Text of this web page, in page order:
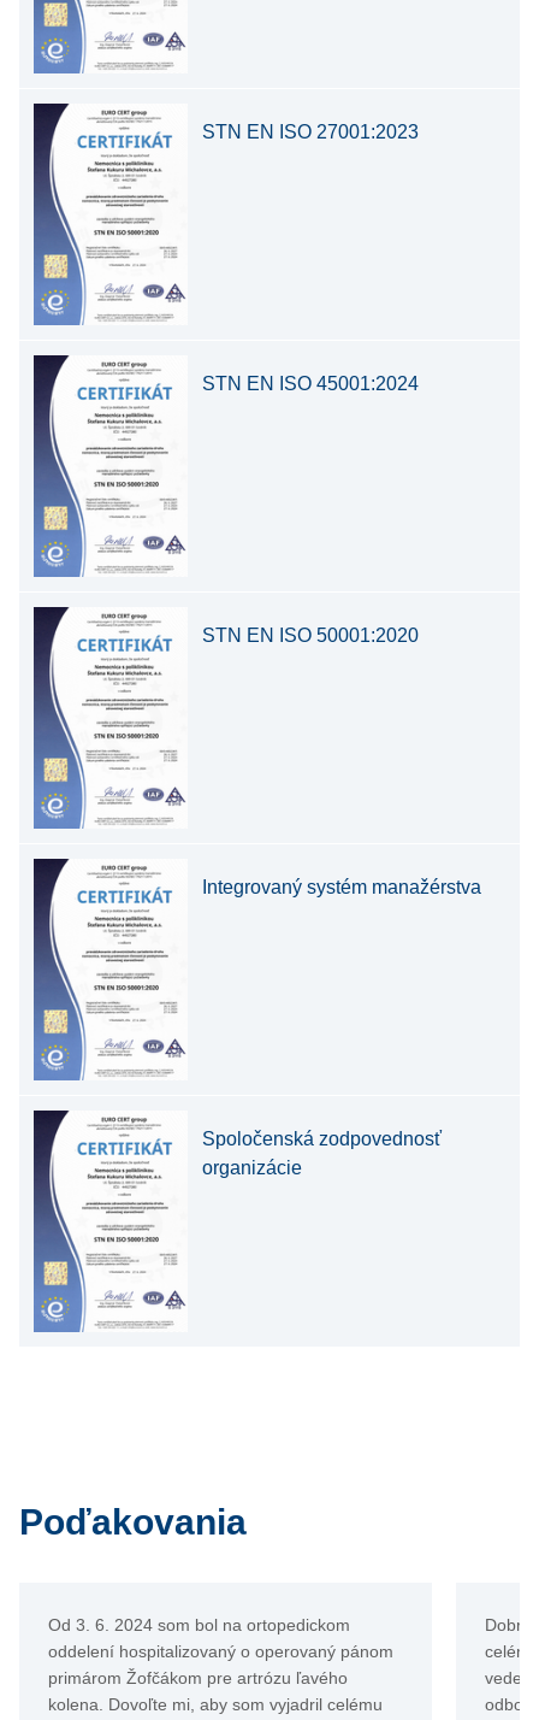
STN EN ISO 27001:2023
STN EN ISO 45001:2024
STN EN ISO 50001:2020
Integrovaný systém manažérstva
Spoločenská zodpovednosť
organizácie
Poďakovania
Od 3. 6. 2024 som bol na ortopedickom
oddelení hospitalizovaný o operovaný pánom
primárom Žofčákom pre artrózu ľavého
kolena. Dovoľte mi, aby som vyjadril celému
Dobrý